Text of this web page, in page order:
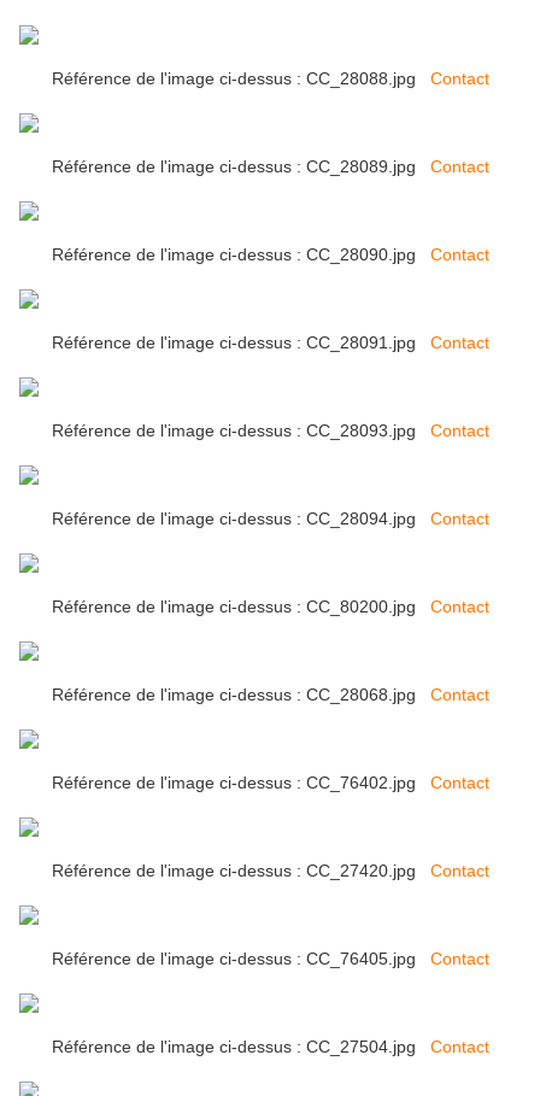
Référence de l'image ci-dessus : CC_28088.jpg Contact
Référence de l'image ci-dessus : CC_28089.jpg Contact
Référence de l'image ci-dessus : CC_28090.jpg Contact
Référence de l'image ci-dessus : CC_28091.jpg Contact
Référence de l'image ci-dessus : CC_28093.jpg Contact
Référence de l'image ci-dessus : CC_28094.jpg Contact
Référence de l'image ci-dessus : CC_80200.jpg Contact
Référence de l'image ci-dessus : CC_28068.jpg Contact
Référence de l'image ci-dessus : CC_76402.jpg Contact
Référence de l'image ci-dessus : CC_27420.jpg Contact
Référence de l'image ci-dessus : CC_76405.jpg Contact
Référence de l'image ci-dessus : CC_27504.jpg Contact